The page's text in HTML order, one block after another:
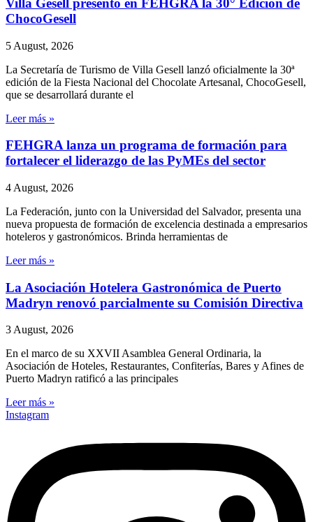
Villa Gesell presentó en FEHGRA la 30° Edición de
ChocoGesell
5 August, 2026
La Secretaría de Turismo de Villa Gesell lanzó oficialmente la 30ª
edición de la Fiesta Nacional del Chocolate Artesanal, ChocoGesell,
que se desarrollará durante el
Leer más »
FEHGRA lanza un programa de formación para
fortalecer el liderazgo de las PyMEs del sector
4 August, 2026
La Federación, junto con la Universidad del Salvador, presenta una
nueva propuesta de formación de excelencia destinada a empresarios
hoteleros y gastronómicos. Brinda herramientas de
Leer más »
La Asociación Hotelera Gastronómica de Puerto
Madryn renovó parcialmente su Comisión Directiva
3 August, 2026
En el marco de su XXVII Asamblea General Ordinaria, la
Asociación de Hoteles, Restaurantes, Confiterías, Bares y Afines de
Puerto Madryn ratificó a las principales
Leer más »
Instagram